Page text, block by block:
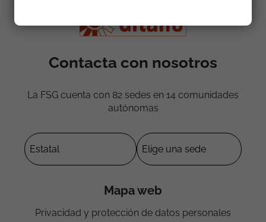
Contacta con nosotros
La FSG cuenta con 82 sedes en 14 comunidades
autónomas
Mapa web
Privacidad y protección de datos personales